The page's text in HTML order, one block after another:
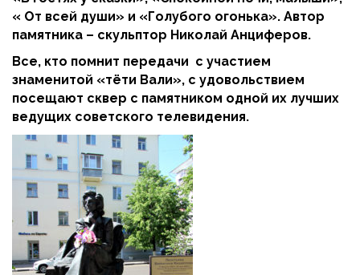
« От всей души» и «Голубого огонька». Автор
памятника – скульптор Николай Анциферов.
Все, кто помнит передачи с участием
знаменитой «тёти Вали», с удовольствием
посещают сквер с памятником одной их лучших
ведущих советского телевидения.